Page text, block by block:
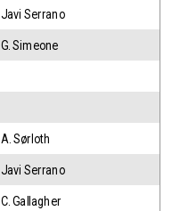
Javi Serrano
G. Simeone
A. Sørloth
Javi Serrano
C. Gallagher